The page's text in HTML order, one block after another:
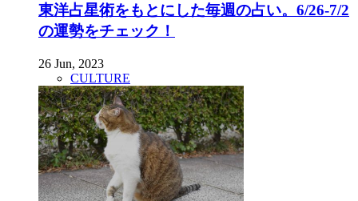
東洋占星術をもとにした毎週の占い。6/26-7/2
の運勢をチェック！
26 Jun, 2023
CULTURE